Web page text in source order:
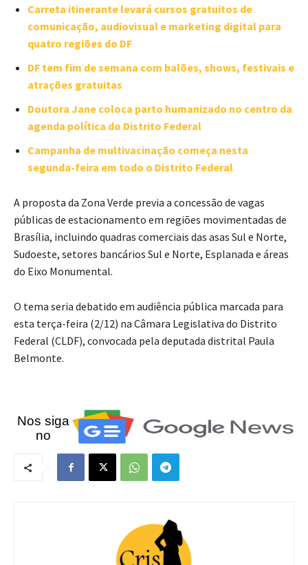
Carreta itinerante levará cursos gratuitos de
comunicação, audiovisual e marketing digital para
quatro regiões do DF
DF tem fim de semana com balões, shows, festivais e
atrações gratuitas
Doutora Jane coloca parto humanizado no centro da
agenda política do Distrito Federal
Campanha de multivacinação começa nesta
segunda-feira em todo o Distrito Federal
A proposta da Zona Verde previa a concessão de vagas
públicas de estacionamento em regiões movimentadas de
Brasília, incluindo quadras comerciais das asas Sul e Norte,
Sudoeste, setores bancários Sul e Norte, Esplanada e áreas
do Eixo Monumental.
O tema seria debatido em audiência pública marcada para
esta terça-feira (2/12) na Câmara Legislativa do Distrito
Federal (CLDF), convocada pela deputada distrital Paula
Belmonte.
Nos siga
no